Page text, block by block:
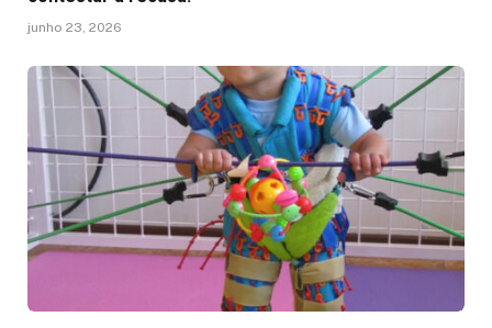
junho 23, 2026